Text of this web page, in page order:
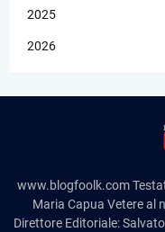
2025
2026
www.blogfoolk.com
Maria Capua Vetere al
Direttore Editoriale: